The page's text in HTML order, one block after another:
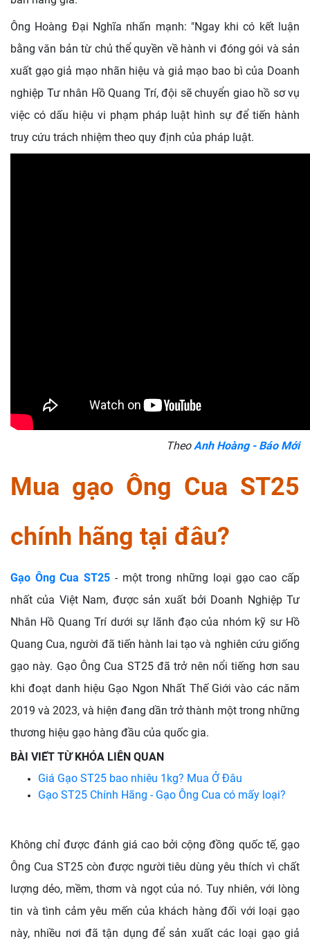
Ông Hoàng Đại Nghĩa nhấn mạnh: "Ngay khi có kết luận
bằng văn bản từ chủ thể quyền về hành vi đóng gói và sản
xuất gạo giả mạo nhãn hiệu và giả mạo bao bì của Doanh
nghiệp Tư nhân Hồ Quang Trí, đội sẽ chuyển giao hồ sơ vụ
việc có dấu hiệu vi phạm pháp luật hình sự để tiến hành
truy cứu trách nhiệm theo quy định của pháp luật.
TheoAnh Hoàng - Báo Mới
Mua gạo Ông Cua ST25
chính hãng tại đâu?
Gạo Ông Cua ST25 - một trong những loại gạo cao cấp
nhất của Việt Nam, được sản xuất bởi Doanh Nghiệp Tư
Nhân Hồ Quang Trí dưới sự lãnh đạo của nhóm kỹ sư Hồ
Quang Cua, người đã tiến hành lai tạo và nghiên cứu giống
gạo này. Gạo Ông Cua ST25 đã trở nên nổi tiếng hơn sau
khi đoạt danh hiệu Gạo Ngon Nhất Thế Giới vào các năm
2019 và 2023, và hiện đang dần trở thành một trong những
thương hiệu gạo hàng đầu của quốc gia.
BÀI VIẾT TỪ KHÓA LIÊN QUAN
Giá Gạo ST25 bao nhiêu 1kg? Mua Ở Đâu
Gạo ST25 Chính Hãng - Gạo Ông Cua có mấy loại?
Không chỉ được đánh giá cao bởi cộng đồng quốc tế, gạo
Ông Cua ST25 còn được người tiêu dùng yêu thích vì chất
lượng dẻo, mềm, thơm và ngọt của nó. Tuy nhiên, với lòng
tin và tình cảm yêu mến của khách hàng đối với loại gạo
này, nhiều nơi đã tận dụng để sản xuất các loại gạo giả